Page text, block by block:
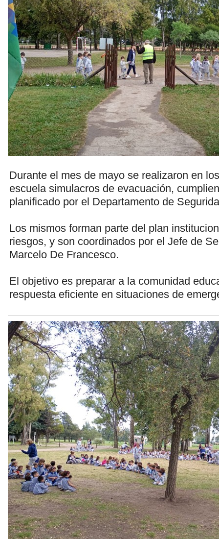
Durante el mes de mayo se realizaron en
escuela simulacros de evacuación,
planificado por el Departamento de
Los mismos forman parte del plan
riesgos, y son coordinados por el Jefe de
Marcelo De Francesco.
El objetivo es preparar a la comunidad
respuesta eficiente en situaciones de